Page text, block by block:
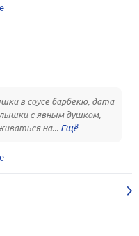
в соусе барбекю, дата
с явным душком,
на...